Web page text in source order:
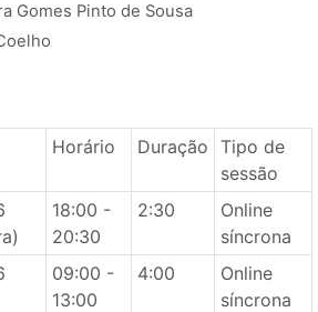
Gomes Pinto de Sousa
Horário Duração Tipo de
sessão
18:00 -
20:30
2:30
Online
síncrona
09:00 -
13:00
4:00
Online
síncrona